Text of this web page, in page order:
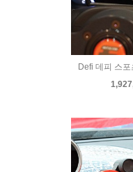
Defi 데피 스